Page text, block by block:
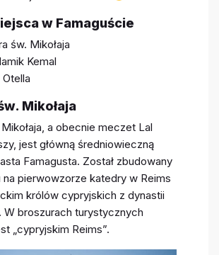
w Famaguście
św. Mikołaja
Kemal
Mikołaja
a obecnie meczet Lal
jest główną średniowieczną
Famagusta. Został zbudowany
na pierwowzorze katedry w Reims
królów cypryjskich z dynastii
W broszurach turystycznych
„cypryjskim Reims”.